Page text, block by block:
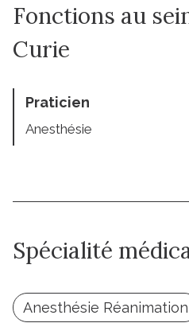
Fonctions au
Curie
Praticien
Anesthésie
Spécialité
Anesthésie Réanimation